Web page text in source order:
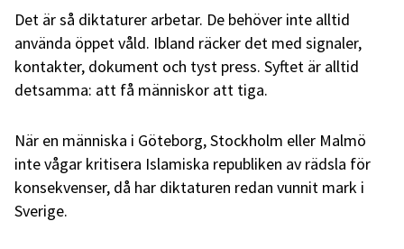
Det är så diktaturer arbetar. De behöver inte alltid
använda öppet våld. Ibland räcker det med signaler,
kontakter, dokument och tyst press. Syftet är alltid
detsamma: att få människor att tiga.
När en människa i Göteborg, Stockholm eller Malmö
inte vågar kritisera Islamiska republiken av rädsla för
konsekvenser, då har diktaturen redan vunnit mark i
Sverige.